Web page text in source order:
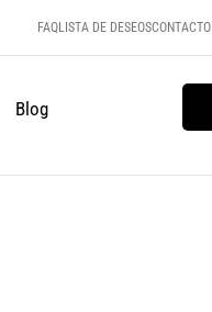
FAQLISTA DE DESEOSCONTACTO
Blog